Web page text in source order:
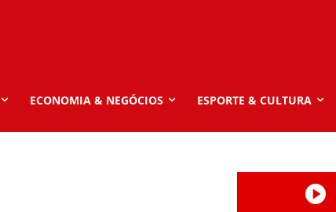
ECONOMIA & NEGÓCIOS ESPORTE & CULTURA